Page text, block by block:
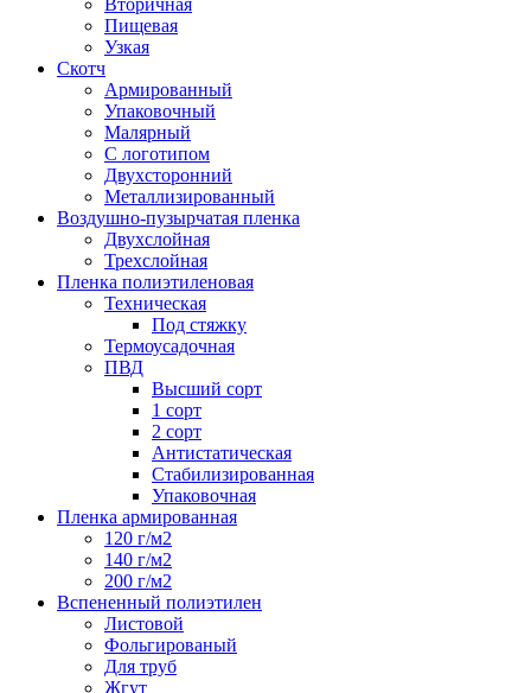
Пищевая
Узкая
Скотч
Армированный
Упаковочный
Малярный
С логотипом
Двухсторонний
Металлизированный
Воздушно-пузырчатая пленка
Двухслойная
Трехслойная
Пленка полиэтиленовая
Техническая
Под стяжку
Термоусадочная
ПВД
Высший сорт
1 сорт
2 сорт
Антистатическая
Стабилизированная
Упаковочная
Пленка армированная
120 г/м2
140 г/м2
200 г/м2
Вспененный полиэтилен
Листовой
Фольгированый
Для труб
Жгут